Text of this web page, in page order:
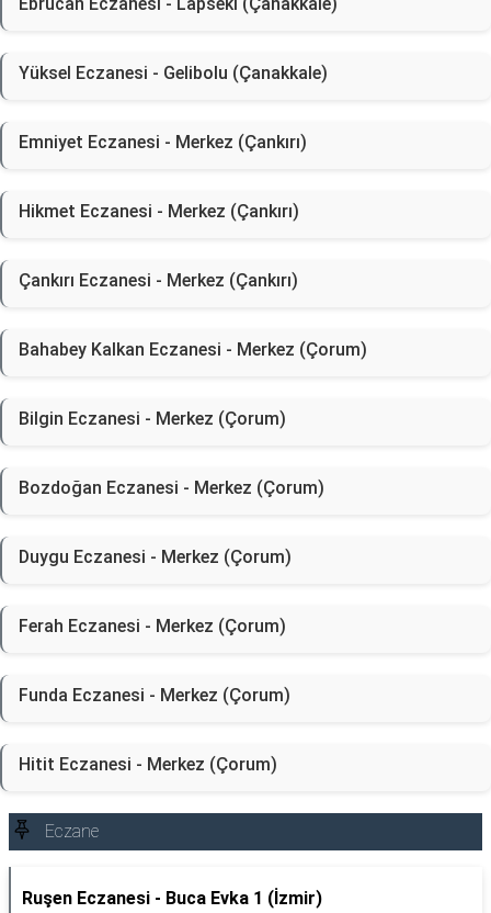
Yüksel Eczanesi - Gelibolu (Çanakkale)
Emniyet Eczanesi - Merkez (Çankırı)
Hikmet Eczanesi - Merkez (Çankırı)
Çankırı Eczanesi - Merkez (Çankırı)
Bahabey Kalkan Eczanesi - Merkez (Çorum)
Bilgin Eczanesi - Merkez (Çorum)
Bozdoğan Eczanesi - Merkez (Çorum)
Duygu Eczanesi - Merkez (Çorum)
Ferah Eczanesi - Merkez (Çorum)
Funda Eczanesi - Merkez (Çorum)
Hitit Eczanesi - Merkez (Çorum)
Eczane
Ruşen Eczanesi - Buca Evka 1 (İzmir)